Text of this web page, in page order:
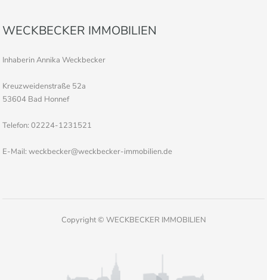
WECKBECKER IMMOBILIEN
Inhaberin Annika Weckbecker
Kreuzweidenstraße 52a
53604 Bad Honnef
Telefon: 02224-1231521
E-Mail: weckbecker@weckbecker-immobilien.de
Copyright © WECKBECKER IMMOBILIEN